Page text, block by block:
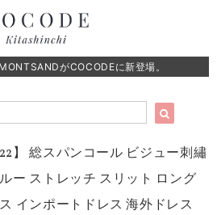
がCOCODEに新登場。
】 総スパンコール ビジュー刺繡
ー ストレッチ スリット ロング
インポートドレス 海外ドレス